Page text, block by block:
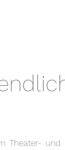
Theater- und